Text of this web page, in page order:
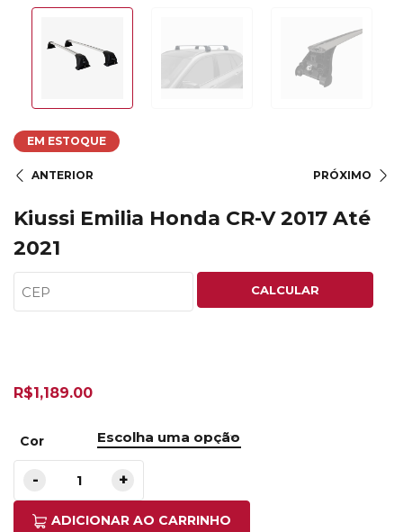
EM ESTOQUE
ANTERIOR PRÓXIMO
Kiussi Emilia Honda CR-V 2017 Até
2021
CALCULAR
R$1,189.00
Cor
ADICIONAR AO CARRINHO